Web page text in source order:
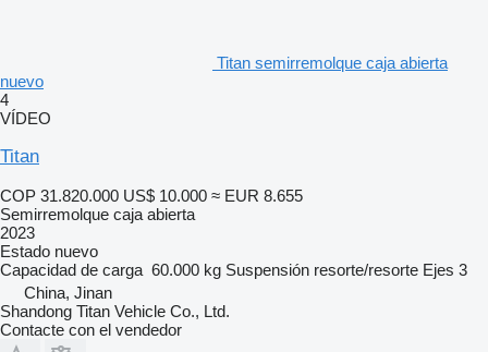
Titan semirremolque caja abierta
nuevo
4
VÍDEO
Titan
COP 31.820.000 US$ 10.000 ≈ EUR 8.655
Semirremolque caja abierta
2023
Estado nuevo
Capacidad de carga 60.000 kg Suspensión resorte/resorte Ejes 3
China, Jinan
Shandong Titan Vehicle Co., Ltd.
Contacte con el vendedor